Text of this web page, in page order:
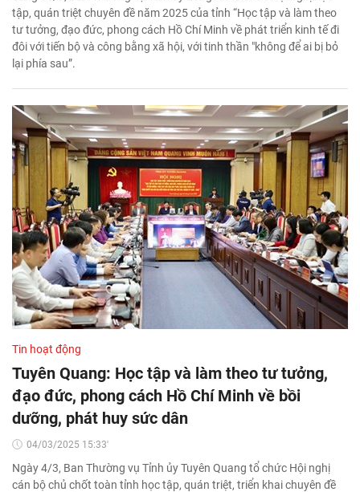
tập, quán triệt chuyên đề năm 2025 của tỉnh “Học tập và làm theo
tư tưởng, đạo đức, phong cách Hồ Chí Minh về phát triển kinh tế đi
đôi với tiến bộ và công bằng xã hội, với tinh thần "không để ai bị bỏ
lại phía sau”.
Tin hoạt động
Tuyên Quang: Học tập và làm theo tư tưởng,
đạo đức, phong cách Hồ Chí Minh về bồi
dưỡng, phát huy sức dân
04/03/2025 15:33'
Ngày 4/3, Ban Thường vụ Tỉnh ủy Tuyên Quang tổ chức Hội nghị
cán bộ chủ chốt toàn tỉnh học tập, quán triệt, triển khai chuyên đề